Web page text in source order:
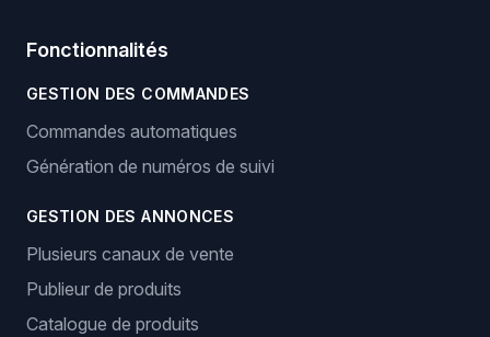
Fonctionnalités
GESTION DES COMMANDES
Commandes automatiques
Génération de numéros de suivi
GESTION DES ANNONCES
Plusieurs canaux de vente
Publieur de produits
Catalogue de produits